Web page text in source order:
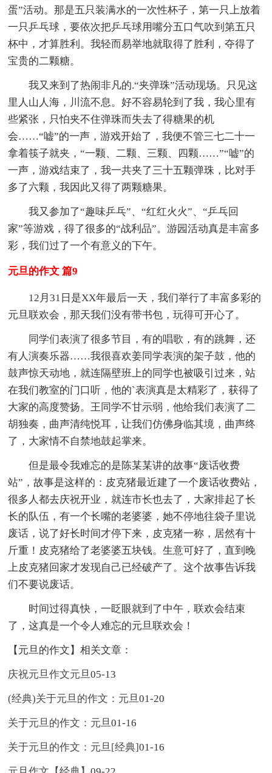
蛋”活动。那是五只装满水的一次性杯子，第一只上放着
一只乒乓球，要依次把乒乓球用嘴分五口气吹到第五只
杯中，才算胜利。我轻而易举地就取得了胜利，夺得了
宝贵的二颗糖。
我又来到了热闹非凡的.“夹弹珠”活动现场。只见这
里人山人海，川流不息。好不容易轮到了我，我心里有
些紧张，只怕夹不住弹珠而失去了得糖果的机
会……“嘘”的一声，游戏开始了，我便不管三七二十一
拿着筷子就夹，“一颗、二颗、三颗、四颗……”“嘘”的
一声，游戏结束了，我一共夹了三十五颗弹珠，比对手
多了六颗，我因此又得了两颗糖果。
我又参加了“趣味乒乓”、“红红火火”、“乒乓回
家”等游戏，得了很多的“战利品”。游园活动真是丰富多
彩，我们过了一个有意义的下午。
元旦的作文 篇9
12月31日是XX年最后一天，我们举行了丰富多彩的
元旦联欢会，那天我们没有带书包，玩得可开心了。
同学们表演了很多节目，有的唱歌，有的跳舞，还
有人演奏乐器……我很喜欢姜同学表演的架子鼓，他的
鼓声惊天动地，就连隔壁班上的同学也被吸引过来，站
在我们教室的门口听，他的`表演真是太精彩了，获得了
大家的高度赞扬。王同学不甘示弱，他给我们表演了二
胡独奏，曲声清纯悦耳，让我们仿佛身临其境，曲声终
了，大家情不自禁地鼓起掌来。
但是最令我难忘的是陈某某讲的故事“废话收费
站”，故事是这样的：皮克猪最近建了一个废话收费站，
很多人都去庆祝开业，就连市长也去了，大家排起了长
长的队伍，有一个长嘴的老婆婆，她不停地往袋子里说
废话，说了好长时间才停下来，皮克猪一称，居然有十
斤重！皮克猪给了老婆婆五块钱。生意可好了，直到晚
上皮克猪回家才发现自己已经破产了。这个故事告诉我
们不要说废话。
时间过得真快，一眨眼就到了中午，联欢会结束
了，这真是一个令人难忘的元旦联欢会！
【元旦的作文】相关文章：
庆祝元旦作文元旦05-13
(经典)关于元旦的作文：元旦01-20
关于元旦的作文：元旦01-16
关于元旦的作文：元旦[经典]01-16